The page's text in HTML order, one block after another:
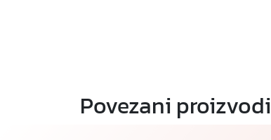
Povezani proizvodi